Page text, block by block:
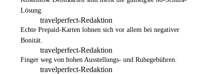
Lösung.
travelperfect-Redaktion
Echte Prepaid-Karten lohnen sich vor allem bei negativer
Bonität.
travelperfect-Redaktion
Finger weg von hohen Ausstellungs- und Ruhegebühren.
travelperfect-Redaktion